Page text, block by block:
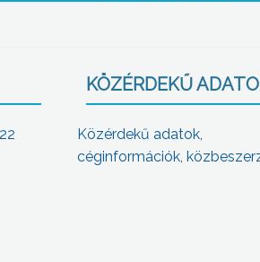
KÖZÉRDEKŰ
Közérdekű adatok,
céginformációk,